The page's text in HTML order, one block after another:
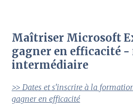
Maîtriser Microsoft
gagner en efficacité -
intermédiaire
>> Dates et s'inscrire à la
gagner en efficacité